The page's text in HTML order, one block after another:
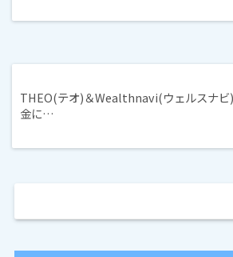
THEO(テオ)＆Wealthnavi(ウェルスナビ
金に…